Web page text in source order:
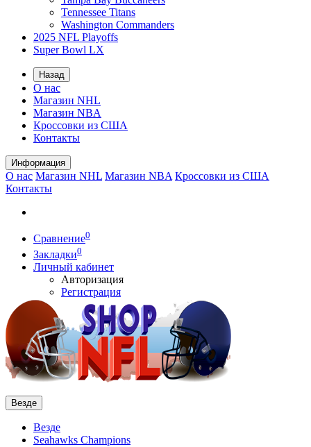
Tennessee Titans
Washington Commanders
2025 NFL Playoffs
Super Bowl LX
Назад
О нас
Магазин NHL
Магазин NBA
Кроссовки из США
Контакты
Информация
О нас Магазин NHL Магазин NBA Кроссовки из США
Контакты
Сравнение0
Закладки0
Личный кабинет
Авторизация
Регистрация
Везде
Везде
Seahawks Champions